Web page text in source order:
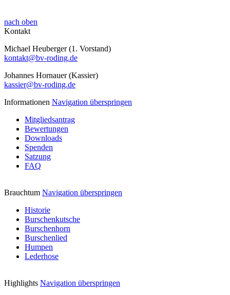
nach oben
Kontakt
Michael Heuberger (1. Vorstand)
kontakt@bv-roding.de
Johannes Hornauer (Kassier)
kassier@bv-roding.de
Informationen Navigation überspringen
Mitgliedsantrag
Bewertungen
Downloads
Spenden
Satzung
FAQ
Brauchtum Navigation überspringen
Historie
Burschenkutsche
Burschenhorn
Burschenlied
Humpen
Lederhose
Highlights Navigation überspringen